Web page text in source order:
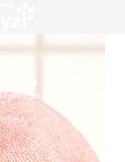
– wir sind